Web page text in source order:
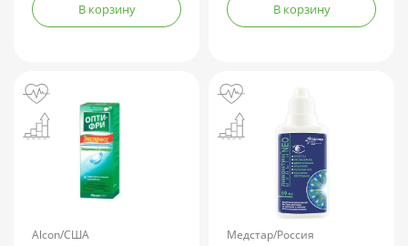
В корзину В корзину
Alcon/США Медстар/Россия